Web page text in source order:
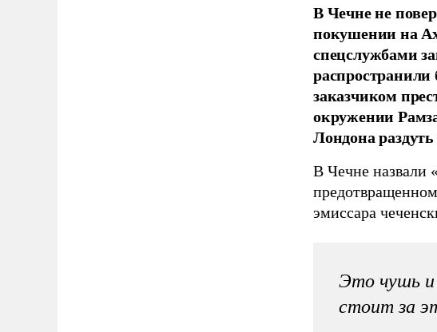
В Чечне не
покушении на
спецслужбами
заказчиком
окружении
Лондона
В Чечне назвали
эмиссара
Это чушь и
стоит за